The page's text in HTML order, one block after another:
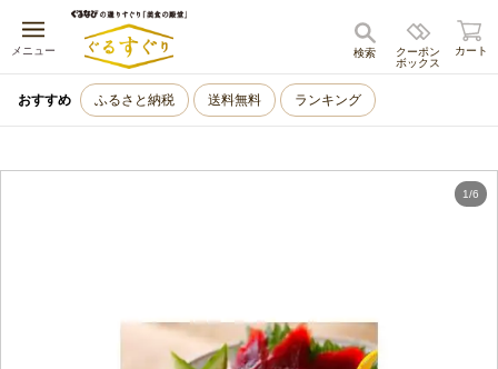
メニュー
キャンセル
クーポン
ボックス
検索 カート
おすすめ ふるさと納税 送料無料 ランキング
1/6